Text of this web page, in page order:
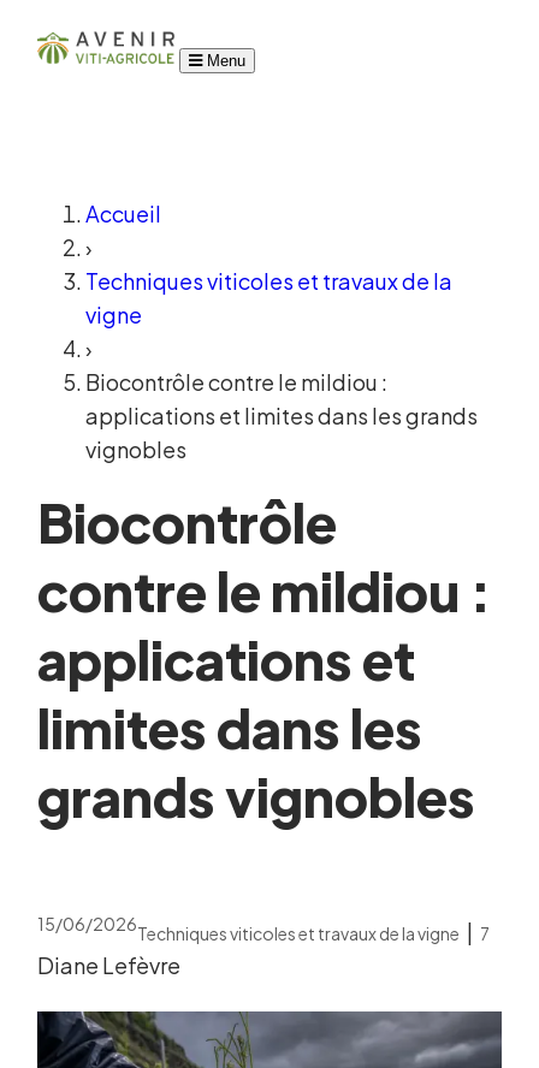
Menu
Accueil
›
Techniques viticoles et travaux de la
vigne
›
Biocontrôle contre le mildiou :
applications et limites dans les grands
vignobles
Biocontrôle
contre le mildiou :
applications et
limites dans les
grands vignobles
15/06/2026Techniques viticoles et travaux de la vigne | 7
Diane Lefèvre